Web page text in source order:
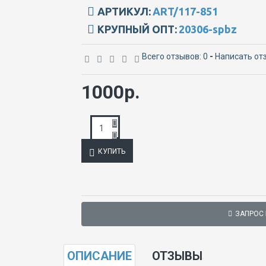
АРТИКУЛ: ART/117-851
КРУПНЫЙ ОПТ: 20306-spbz
Всего отзывов: 0 - Написать
1000р.
КУПИТЬ
ОПИСАНИЕ ОТЗЫВЫ